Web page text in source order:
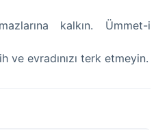
kalkın. Ümmet-i
ve evradınızı terk etmeyin.